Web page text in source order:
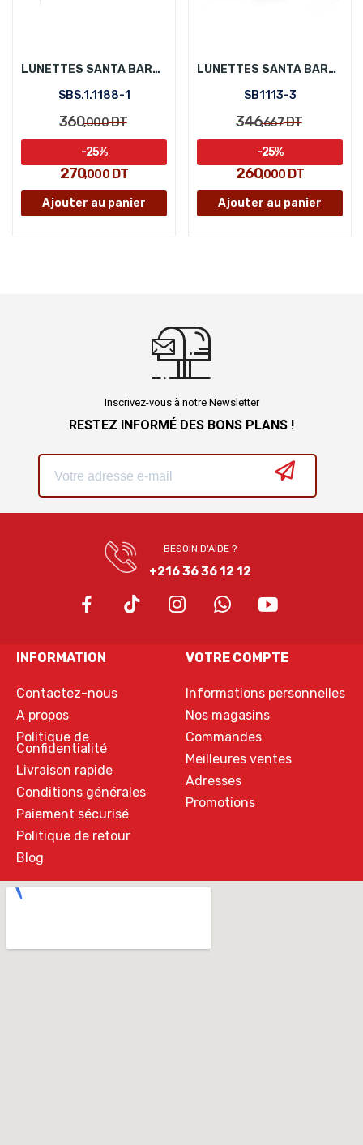
LUNETTES SANTA BARBARA POLO SBS.1.1188-1
SBS.1.1188-1
360,000DT
270,000DT
-25%
Ajouter au panier
LUNETTES SANTA BARBARA POLO SB1113-3
SB1113-3
346,667DT
260,000 DT
-25%
Ajouter au panier
Inscrivez-vous à notre Newsletter
RESTEZ INFORMÉ DES BONS PLANS !
BESOIN D'AIDE ?
+216 36 36 12 12
INFORMATION
Contactez-nous
A propos
Politique de
Confidentialité
Livraison rapide
Conditions générales
Paiement sécurisé
Politique de retour
Blog
VOTRE COMPTE
Informations personnelles
Nos magasins
Commandes
Meilleures ventes
Adresses
Promotions